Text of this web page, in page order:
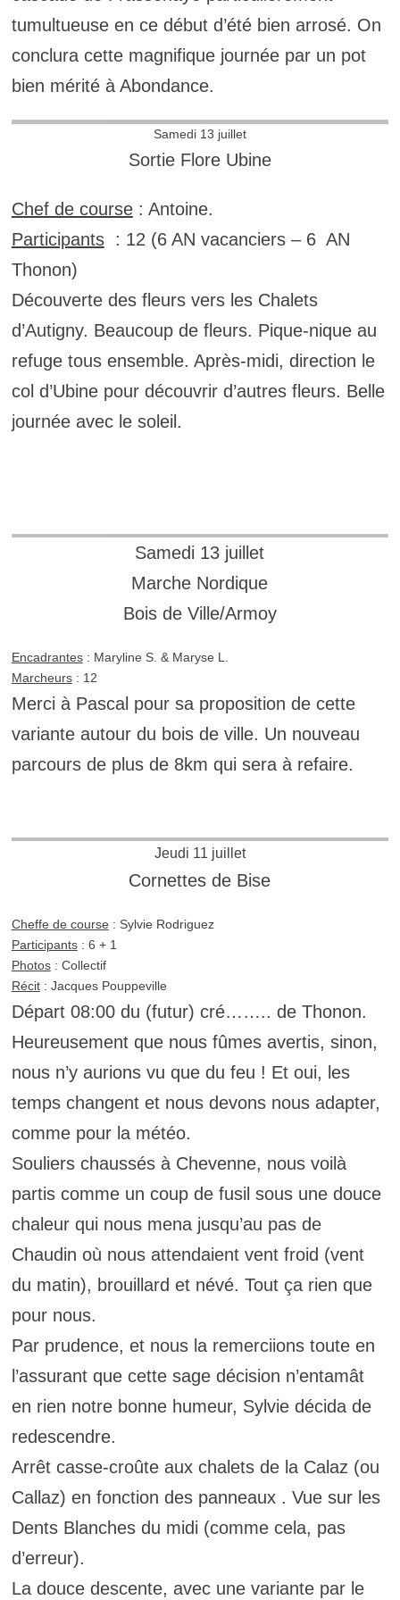
tumultueuse en ce début d’été bien arrosé. On
conclura cette magnifique journée par un pot
bien mérité à Abondance.
Samedi 13 juillet
Sortie Flore Ubine
Chef de course: Antoine.
Participants: 12 (6 AN vacanciers – 6 AN
Thonon)
Découverte des fleurs vers les Chalets
d’Autigny. Beaucoup de fleurs. Pique-nique au
refuge tous ensemble. Après-midi, direction le
col d’Ubine pour découvrir d’autres fleurs. Belle
journée avec le soleil.
Samedi 13 juillet
Marche Nordique
Bois de Ville/Armoy
Encadrantes: Maryline S. & Maryse L.
Marcheurs: 12
Merci à Pascal pour sa proposition de cette
variante autour du bois de ville. Un nouveau
parcours de plus de 8km qui sera à refaire.
Jeudi 11 juillet
Cornettes de Bise
Cheffe de course : Sylvie Rodriguez
Participants: 6 + 1
Photos: Collectif
Récit: Jacques Pouppeville
Départ 08:00 du (futur) cré…….. de Thonon.
Heureusement que nous fûmes avertis, sinon,
nous n’y aurions vu que du feu ! Et oui, les
temps changent et nous devons nous adapter,
comme pour la météo.
Souliers chaussés à Chevenne, nous voilà
partis comme un coup de fusil sous une douce
chaleur qui nous mena jusqu’au pas de
Chaudin où nous attendaient vent froid (vent
du matin), brouillard et névé. Tout ça rien que
pour nous.
Par prudence, et nous la remerciions toute en
l’assurant que cette sage décision n’entamât
en rien notre bonne humeur, Sylvie décida de
redescendre.
Arrêt casse-croûte aux chalets de la Calaz (ou
Callaz) en fonction des panneaux . Vue sur les
Dents Blanches du midi (comme cela, pas
d’erreur).
La douce descente, avec une variante par le